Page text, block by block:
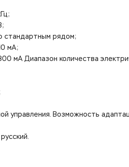
стандартным рядом;
мА;
мА Диапазон количества
управления. Возможность